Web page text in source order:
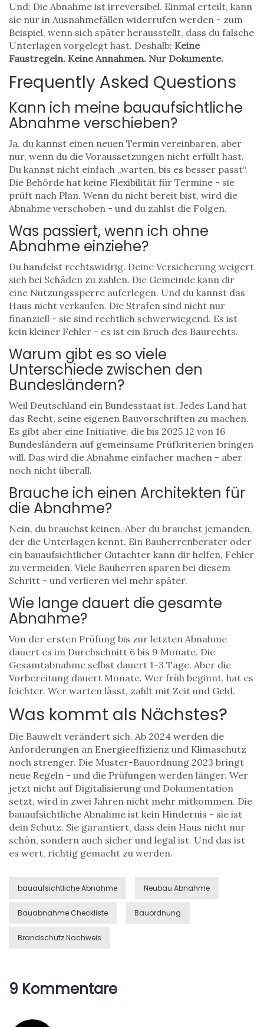
Und: Die Abnahme ist irreversibel. Einmal erteilt, kann
sie nur in Ausnahmefällen widerrufen werden - zum
Beispiel, wenn sich später herausstellt, dass du falsche
Unterlagen vorgelegt hast. Deshalb: Keine
Faustregeln. Keine Annahmen. Nur Dokumente.
Frequently Asked Questions
Kann ich meine bauaufsichtliche
Abnahme verschieben?
Ja, du kannst einen neuen Termin vereinbaren, aber
nur, wenn du die Voraussetzungen nicht erfüllt hast.
Du kannst nicht einfach „warten, bis es besser passt“.
Die Behörde hat keine Flexibilität für Termine - sie
prüft nach Plan. Wenn du nicht bereit bist, wird die
Abnahme verschoben - und du zahlst die Folgen.
Was passiert, wenn ich ohne
Abnahme einziehe?
Du handelst rechtswidrig. Deine Versicherung weigert
sich bei Schäden zu zahlen. Die Gemeinde kann dir
eine Nutzungssperre auferlegen. Und du kannst das
Haus nicht verkaufen. Die Strafen sind nicht nur
finanziell - sie sind rechtlich schwerwiegend. Es ist
kein kleiner Fehler - es ist ein Bruch des Baurechts.
Warum gibt es so viele
Unterschiede zwischen den
Bundesländern?
Weil Deutschland ein Bundesstaat ist. Jedes Land hat
das Recht, seine eigenen Bauvorschriften zu machen.
Es gibt aber eine Initiative, die bis 2025 12 von 16
Bundesländern auf gemeinsame Prüfkriterien bringen
will. Das wird die Abnahme einfacher machen - aber
noch nicht überall.
Brauche ich einen Architekten für
die Abnahme?
Nein, du brauchst keinen. Aber du brauchst jemanden,
der die Unterlagen kennt. Ein Bauherrenberater oder
ein bauaufsichtlicher Gutachter kann dir helfen, Fehler
zu vermeiden. Viele Bauherren sparen bei diesem
Schritt - und verlieren viel mehr später.
Wie lange dauert die gesamte
Abnahme?
Von der ersten Prüfung bis zur letzten Abnahme
dauert es im Durchschnitt 6 bis 9 Monate. Die
Gesamtabnahme selbst dauert 1-3 Tage. Aber die
Vorbereitung dauert Monate. Wer früh beginnt, hat es
leichter. Wer warten lässt, zahlt mit Zeit und Geld.
Was kommt als Nächstes?
Die Bauwelt verändert sich. Ab 2024 werden die
Anforderungen an Energieeffizienz und Klimaschutz
noch strenger. Die Muster-Bauordnung 2023 bringt
neue Regeln - und die Prüfungen werden länger. Wer
jetzt nicht auf Digitalisierung und Dokumentation
setzt, wird in zwei Jahren nicht mehr mitkommen. Die
bauaufsichtliche Abnahme ist kein Hindernis - sie ist
dein Schutz. Sie garantiert, dass dein Haus nicht nur
schön, sondern auch sicher und legal ist. Und das ist
es wert, richtig gemacht zu werden.
bauaufsichtliche Abnahme Neubau Abnahme
Bauabnahme Checkliste Bauordnung
Brandschutz Nachweis
9 Kommentare